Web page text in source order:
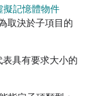
擬記憶體物件
取決於子項目的
具有要求大小的